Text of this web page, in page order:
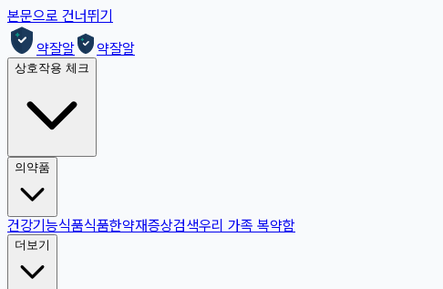
본문으로 건너뛰기
약잘알
약잘알
상호작용 체크
의약품
건강기능식품식품한약재증상검색우리 가족 복약함
더보기